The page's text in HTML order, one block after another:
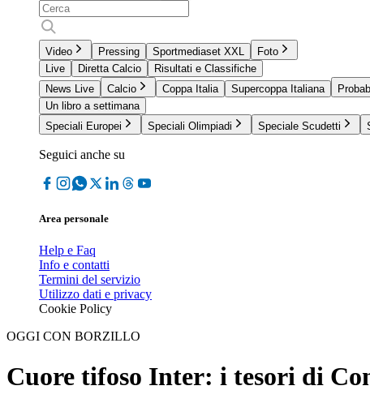
Video Pressing Sportmediaset XXL
Foto
Live
Diretta Calcio
Risultati e Classifiche
News Live
Calcio Coppa Italia Supercoppa Italiana
Un libro a settimana
Speciali Europei
Speciali Olimpiadi Speciale Scudetti
Seguici anche su
Area personale
Help e Faq
Info e contatti
Termini del servizio
Utilizzo dati e privacy
Cookie Policy
OGGI CON BORZILLO
Cuore tifoso Inter: i tesori di